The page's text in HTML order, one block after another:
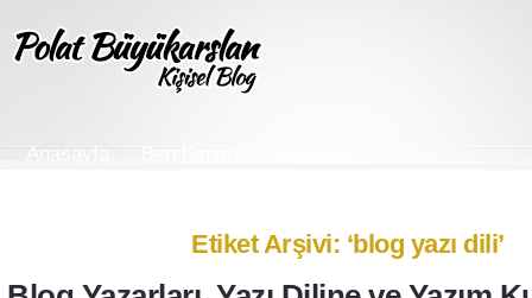
Anasayfa
Etiket Arşivi: ‘blog yazı dili’